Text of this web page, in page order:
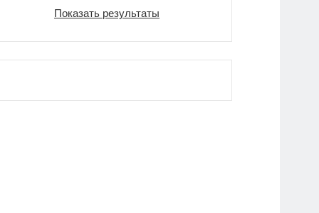
Показать результаты